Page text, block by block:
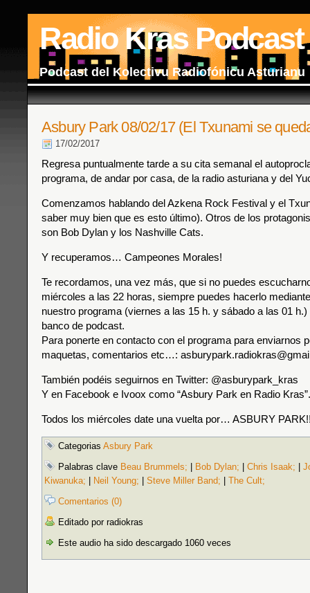
Radio Kras Podcast
Podcast del Kolectivu Radiofónicu Asturianu
Asbury Park 08/02/17 (El Txunami se
17/02/2017
Regresa puntualmente tarde a su cita semanal el
programa, de andar por casa, de la radio asturiana y del
Comenzamos hablando del Azkena Rock Festival y el
saber muy bien que es esto último). Otros de los
son Bob Dylan y los Nashville Cats.
Y recuperamos… Campeones Morales!
Te recordamos, una vez más, que si no puedes
miércoles a las 22 horas, siempre puedes hacerlo
nuestro programa (viernes a las 15 h. y sábado a las 01
banco de podcast.
Para ponerte en contacto con el programa para enviarnos
maquetas, comentarios etc…:
También podéis seguirnos en Twitter: @asburypark_kras
Y en Facebook e Ivoox como “Asbury Park en Radio Kras”.
Todos los miércoles date una vuelta por… ASBURY
Categorias Asbury Park
Palabras clave Beau Brummels; Bob Dylan; Chris Isaak;
Kiwanuka;
Neil Young; Steve Miller Band;
The Cult;
Comentarios (0)
Editado por radiokras
Este audio ha sido descargado 1060 veces